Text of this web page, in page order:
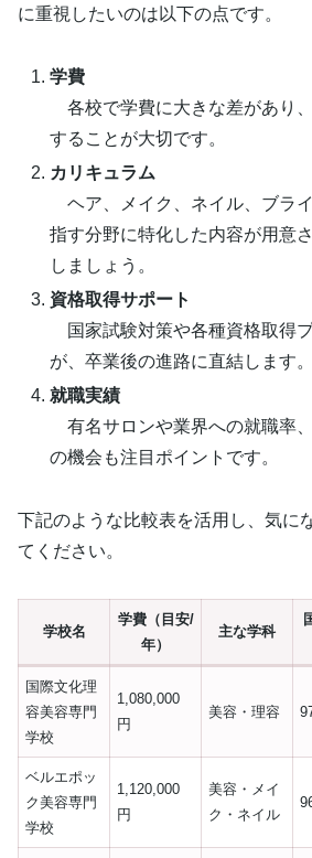
に重視したいのは以下の点です。
学費
各校で学費に大きな差があり
することが大切です。
カリキュラム
ヘア、メイク、ネイル、ブラ
指す分野に特化した内容が用意
しましょう。
資格取得サポート
国家試験対策や各種資格取得
が、卒業後の進路に直結します。
就職実績
有名サロンや業界への就職率
の機会も注目ポイントです。
下記のような比較表を活用し、気に
てください。
学校名
学費（目安/
年）
主な学科
国際文化理
容美容専門
学校
1,080,000
円
美容・理容
ベルエポッ
ク美容専門
学校
1,120,000
円
美容・メイ
ク・ネイル